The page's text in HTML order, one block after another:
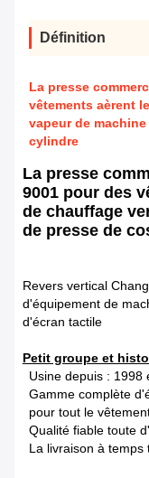
Définition
La presse
vêtements aèrent
vapeur de
cylindre
La presse
9001 pour des
de chauffage
de presse de
Revers vertical
d'équipement de
d'écran tactile
Petit groupe et
Usine depuis : 1998
Gamme complète
pour tout le
Qualité fiable toute
La livraison à temps